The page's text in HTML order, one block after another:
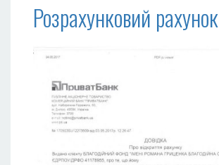
Розрахунковий рахунок